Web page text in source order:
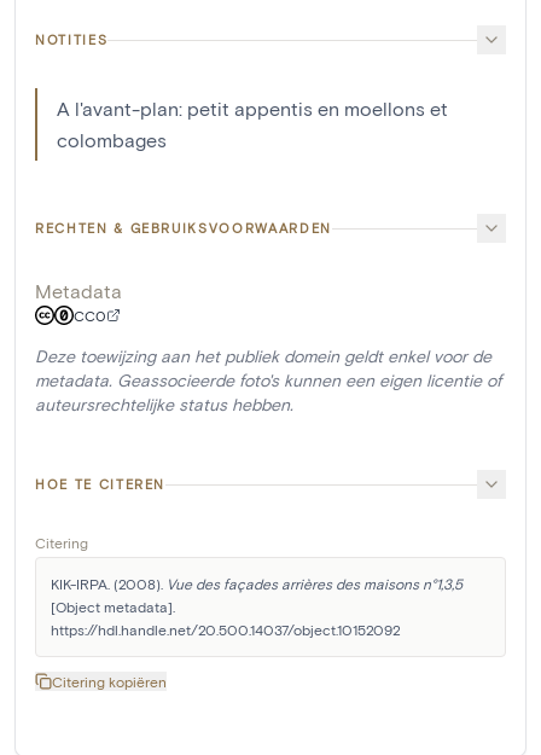
NOTITIES
A l'avant-plan: petit appentis en moellons et
colombages
RECHTEN & GEBRUIKSVOORWAARDEN
Metadata
CC0
Deze toewijzing aan het publiek domein geldt enkel voor de
metadata. Geassocieerde foto's kunnen een eigen licentie of
auteursrechtelijke status hebben.
HOE TE CITEREN
Citering
KIK-IRPA. (2008). Vue des façades arrières des maisons n°1,3,5
[Object metadata].
https://hdl.handle.net/20.500.14037/object.10152092
Citering kopiëren